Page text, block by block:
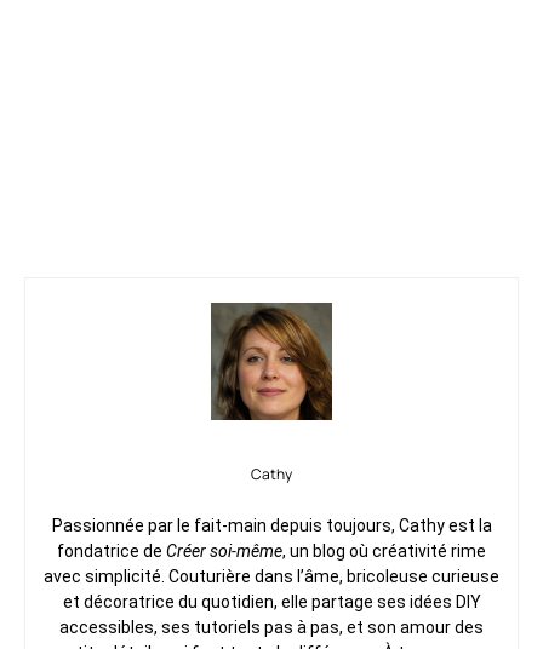
Cathy
Passionnée par le fait-main depuis toujours, Cathy est la
fondatrice de Créer soi-même, un blog où créativité rime
avec simplicité. Couturière dans l’âme, bricoleuse curieuse
et décoratrice du quotidien, elle partage ses idées DIY
accessibles, ses tutoriels pas à pas, et son amour des